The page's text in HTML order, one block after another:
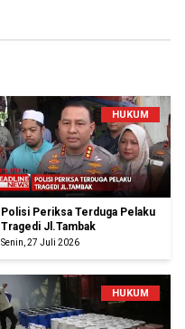
HUKUM
Polisi Periksa Terduga Pelaku
Tragedi Jl.Tambak
Senin, 27 Juli 2026
HUKUM